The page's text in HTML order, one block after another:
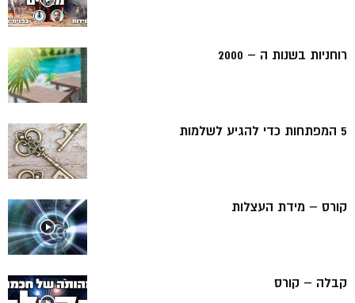
רוחניות בשנות ה – 2000
5 המפתחות כדי להגיע לשלמות
קורס – מידת העצלות
קבלה – קורס